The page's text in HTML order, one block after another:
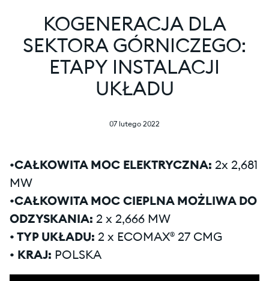
KOGENERACJA DLA
SEKTORA GÓRNICZEGO:
ETAPY INSTALACJI
UKŁADU
07 lutego 2022
•CAŁKOWITA MOC ELEKTRYCZNA: 2x 2,681
MW
•CAŁKOWITA MOC CIEPLNA MOŻLIWA DO
ODZYSKANIA: 2 x 2,666 MW
• TYP UKŁADU: 2 x ECOMAX® 27 CMG
• KRAJ: POLSKA